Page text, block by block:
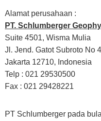
Alamat perusahaan :
PT. Schlumberger
Suite 4501, Wisma Mulia
Jl. Jend. Gatot Subroto No
Jakarta 12710, Indonesia
Telp : 021 29530500
Fax : 021 29428221
PT Schlumberger pada